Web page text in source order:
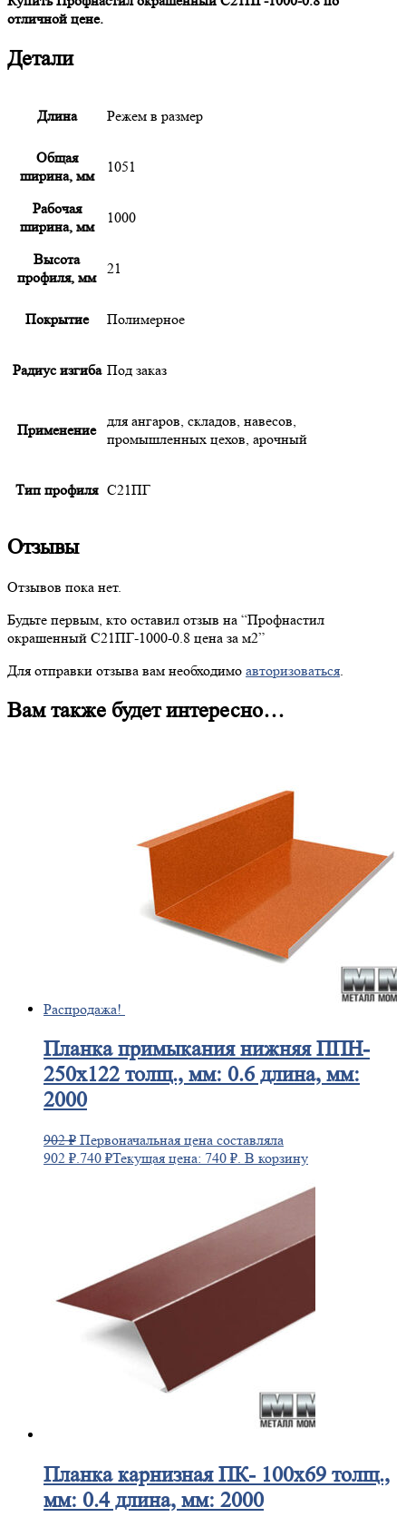
отличной цене.
Детали
Длина Режем в размер
Общая
ширина, мм
1051
Рабочая
ширина, мм
1000
Высота
профиля, мм
21
Покрытие Полимерное
Радиус изгиба Под заказ
Применение
для ангаров, складов, навесов,
промышленных цехов, арочный
Тип профиля С21ПГ
Отзывы
Отзывов пока нет.
Будьте первым, кто оставил отзыв на “Профнастил
окрашенный С21ПГ-1000-0.8 цена за м2”
Для отправки отзыва вам необходимо авторизоваться.
Вам также будет интересно…
Распродажа!
Планкапримыкания нижняя ППН-
250х122 толщ., мм: 0.6 длина, мм:
2000
902₽ Первоначальная цена составляла
902 ₽. 740 ₽Текущая цена: 740 ₽. В корзину
Планкакарнизная ПК- 100х69 толщ.,
мм: 0.4 длина, мм: 2000